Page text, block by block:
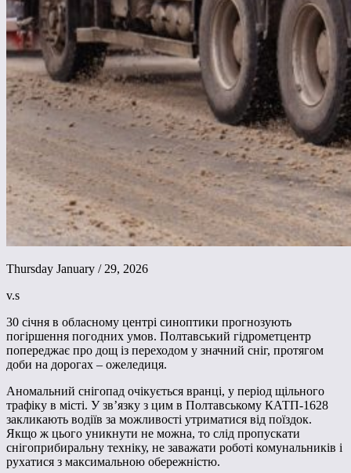
Thursday January / 29, 2026
v.s
30 січня в обласному центрі синоптики прогнозують
погіршення погодних умов. Полтавський гідрометцентр
попереджає про дощ із переходом у значний сніг, протягом
доби на дорогах – ожеледиця.
Аномальний снігопад очікується вранці, у період щільного
трафіку в місті. У зв’язку з цим в Полтавському КАТП-1628
закликають водіїв за можливості утриматися від поїздок.
Якщо ж цього уникнути не можна, то слід пропускати
снігоприбиральну техніку, не заважати роботі комунальників і
рухатися з максимальною обережністю.